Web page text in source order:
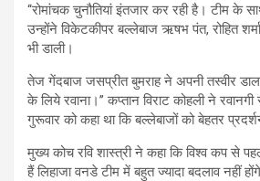
‘‘रोमांचक चुनौतियां इंतजार कर रही है। टीम के
उन्होंने विकेटकीपर बल्लेबाज ऋषभ पंत, रोहित
भी डाली।
तेज गेंदबाज जसप्रीत बुमराह ने अपनी तस्वीर
के लिये रवाना।’’ कप्तान विराट कोहली ने
गुरूवार को कहा था कि बल्लेबाजों को बेहतर
मुख्य कोच रवि शास्त्री ने कहा कि विश्व कप से
हैं लिहाजा वनडे टीम में बहुत ज्यादा बदलाव नहीं